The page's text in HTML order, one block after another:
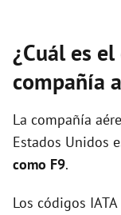
¿Cuál es
compañía
La compañía
Estados Unidos
como F9.
Los códigos